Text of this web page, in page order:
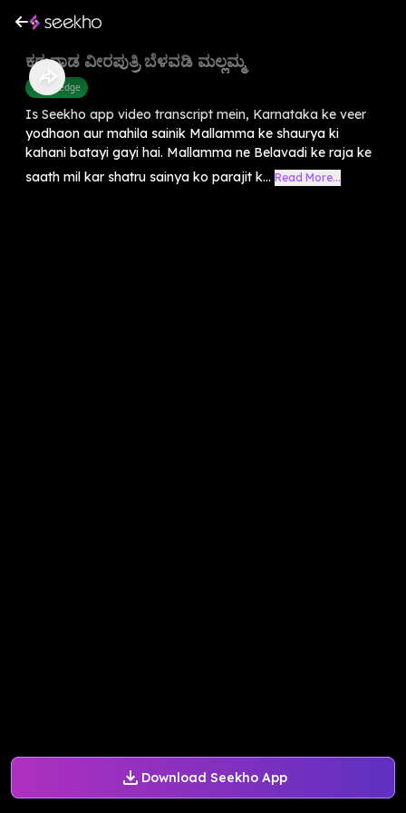
Download Seekho App
ಕರುನಾಡ ವೀರಪುತ್ರಿ ಬೆಳವಡಿ ಮಲ್ಲಮ್ಮ
Knowledge
Is Seekho app video transcript mein, Karnataka ke veer
yodhaon aur mahila sainik Mallamma ke shaurya ki
kahani batayi gayi hai. Mallamma ne Belavadi ke raja ke
saath mil kar shatru sainya ko parajit k... Read More...